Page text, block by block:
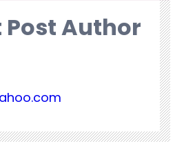
Author